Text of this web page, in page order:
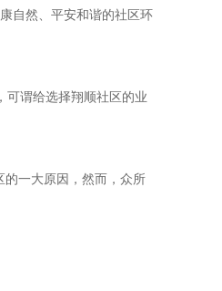
自然、平安和谐的社区环
可谓给选择翔顺社区的业
一大原因，然而，众所